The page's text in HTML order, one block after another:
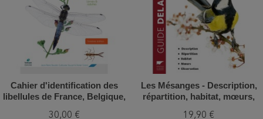
Cahier d'identification des
libellules de France, Belgique,
30,00 €
Les Mésanges - Description,
répartition, habitat, mœurs,
19,90 €